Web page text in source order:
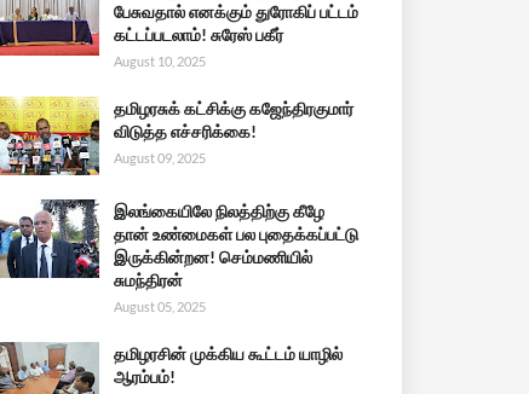
பேசுவதால் எனக்கும் துரோகிப் பட்டம்
கட்டப்படலாம்! சுரேஸ் பகீர்
August 10, 2025
தமிழரசுக் கட்சிக்கு கஜேந்திரகுமார்
விடுத்த எச்சரிக்கை!
August 09, 2025
இலங்கையிலே நிலத்திற்கு கீழே
தான் உண்மைகள் பல புதைக்கப்பட்டு
இருக்கின்றன! செம்மணியில்
சுமந்திரன்
August 05, 2025
தமிழரசின் முக்கிய கூட்டம் யாழில்
ஆரம்பம்!